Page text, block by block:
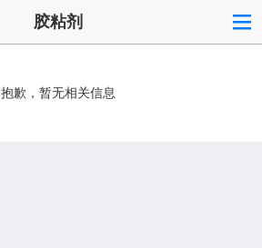
胶粘剂
抱歉，暂无相关信息